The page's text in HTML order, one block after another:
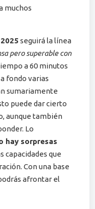
muchos
seguirá la línea
pero superable con
a 60 minutos
fondo varias
sumariamente
puede dar cierto
aunque también
Lo
hay sorpresas
capacidades que
Con una base
afrontar el